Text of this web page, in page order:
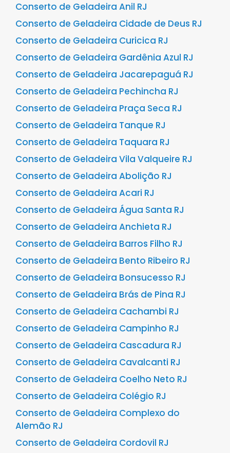
Conserto de Geladeira Anil RJ
Conserto de Geladeira Cidade de Deus RJ
Conserto de Geladeira Curicica RJ
Conserto de Geladeira Gardênia Azul RJ
Conserto de Geladeira Jacarepaguá RJ
Conserto de Geladeira Pechincha RJ
Conserto de Geladeira Praça Seca RJ
Conserto de Geladeira Tanque RJ
Conserto de Geladeira Taquara RJ
Conserto de Geladeira Vila Valqueire RJ
Conserto de Geladeira Abolição RJ
Conserto de Geladeira Acari RJ
Conserto de Geladeira Água Santa RJ
Conserto de Geladeira Anchieta RJ
Conserto de Geladeira Barros Filho RJ
Conserto de Geladeira Bento Ribeiro RJ
Conserto de Geladeira Bonsucesso RJ
Conserto de Geladeira Brás de Pina RJ
Conserto de Geladeira Cachambi RJ
Conserto de Geladeira Campinho RJ
Conserto de Geladeira Cascadura RJ
Conserto de Geladeira Cavalcanti RJ
Conserto de Geladeira Coelho Neto RJ
Conserto de Geladeira Colégio RJ
Conserto de Geladeira Complexo do
Alemão RJ
Conserto de Geladeira Cordovil RJ